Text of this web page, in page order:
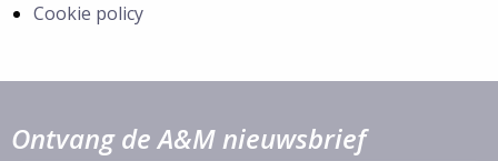
Cookie policy
Ontvang de A&M nieuwsbrief